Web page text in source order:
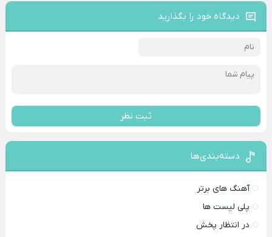
دیدگاه خود را بگذارید
ثبت نظر
دسته‌بندی‌ها
آهنگ های برتر
پلی لیست ها
در انتظار پخش